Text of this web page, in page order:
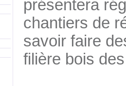
présentera
chantiers de
savoir faire
filière bois